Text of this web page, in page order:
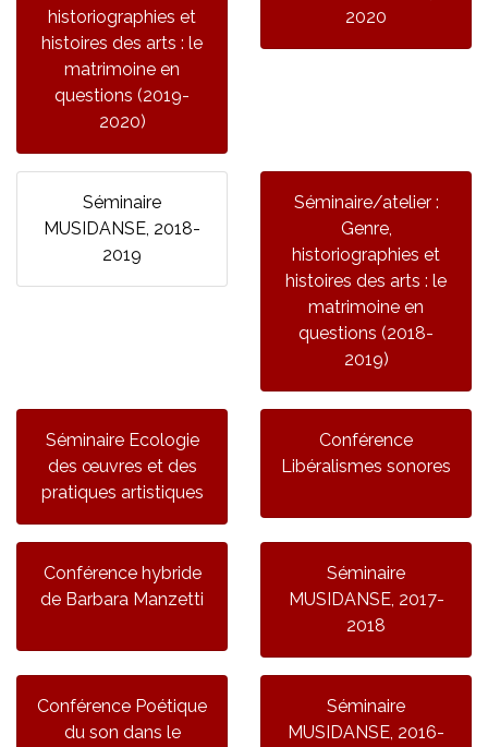
historiographies et
histoires des arts : le
matrimoine en
questions (2019-
2020)
2020
Séminaire
MUSIDANSE, 2018-
2019
Séminaire/atelier :
Genre,
historiographies et
histoires des arts : le
matrimoine en
questions (2018-
2019)
Séminaire Ecologie
des œuvres et des
pratiques artistiques
Conférence
Libéralismes sonores
Conférence hybride
de Barbara Manzetti
Séminaire
MUSIDANSE, 2017-
2018
Conférence Poétique
du son dans le
Séminaire
MUSIDANSE, 2016-